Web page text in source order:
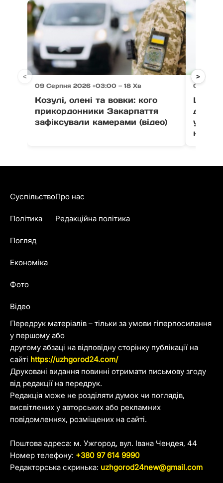
09 Серпня 2026 +03:00 — 18 Хв
Козулі, олені та вовки: кого
прикордонники Закарпаття
зафіксували камерами (відео)
09
Школи
до 1
на
< >
Передрук матеріалів – тільки за умови гіперпосилання
у першому або
другому абзаці на відповідну сторінку публікації на
сайті https://uzhgorod24.com/
Друковані видання повинні отримати письмову згоду
від редакції на передрук.
Редакція може не розділяти думок чи поглядів,
висвітлених у авторських або рекламних
повідомленнях, розміщених на сайті.
Поштова адреса: м. Ужгород, вул. Івана Чендея, 44
Номер телефону: +380 97 614 9990
Редакторська скринька: uzhgorod24new@gmail.com
Суспільство
Політика
Погляд
Економіка
Фото
Відео
Про нас
Редакційна політика